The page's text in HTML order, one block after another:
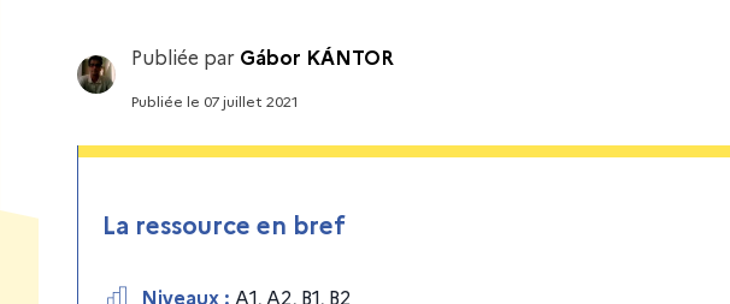
Publiée par Gábor KÁNTOR
Publiée le 07 juillet 2021
La ressource en bref
Niveaux : A1, A2, B1, B2